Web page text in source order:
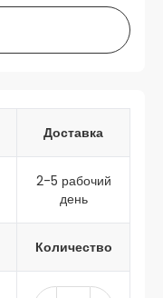
Доставка
2-5 рабочий
день
Количество